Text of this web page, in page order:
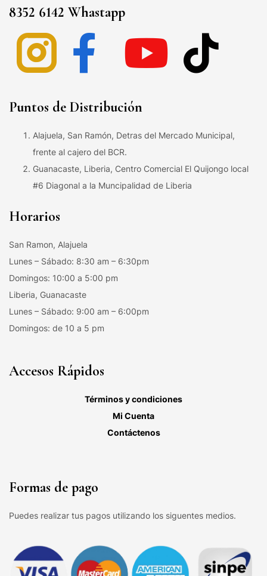
8352 6142 Whastapp
Puntos de Distribución
Alajuela, San Ramón, Detras del Mercado Municipal,
frente al cajero del BCR.
Guanacaste, Liberia, Centro Comercial El Quijongo local
#6 Diagonal a la Muncipalidad de Liberia
Horarios
San Ramon, Alajuela
Lunes – Sábado: 8:30 am – 6:30pm
Domingos: 10:00 a 5:00 pm
Liberia, Guanacaste
Lunes – Sábado: 9:00 am – 6:00pm
Domingos: de 10 a 5 pm
Accesos Rápidos
Términos y condiciones
Mi Cuenta
Contáctenos
Formas de pago
Puedes realizar tus pagos utilizando los siguentes medios.